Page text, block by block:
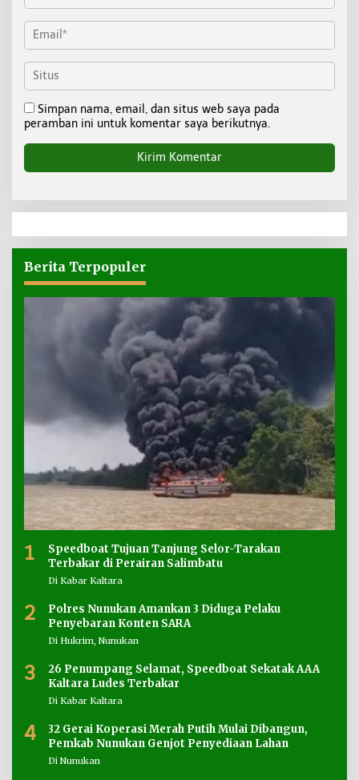
Simpan nama, email, dan situs web saya pada
peramban ini untuk komentar saya berikutnya.
Berita Terpopuler
1
Speedboat Tujuan Tanjung Selor-Tarakan
Terbakar di Perairan Salimbatu
Di Kabar Kaltara
2
Polres Nunukan Amankan 3 Diduga Pelaku
Penyebaran Konten SARA
Di Hukrim, Nunukan
3
26 Penumpang Selamat, Speedboat Sekatak AAA
Kaltara Ludes Terbakar
Di Kabar Kaltara
4
32 Gerai Koperasi Merah Putih Mulai Dibangun,
Pemkab Nunukan Genjot Penyediaan Lahan
Di Nunukan